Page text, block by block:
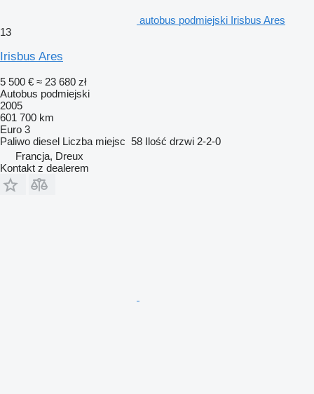
autobus podmiejski Irisbus Ares
13
Irisbus Ares
5 500 € ≈ 23 680 zł
Autobus podmiejski
2005
601 700 km
Euro 3
Paliwo diesel Liczba miejsc 58 Ilość drzwi 2-2-0
Francja, Dreux
Kontakt z dealerem